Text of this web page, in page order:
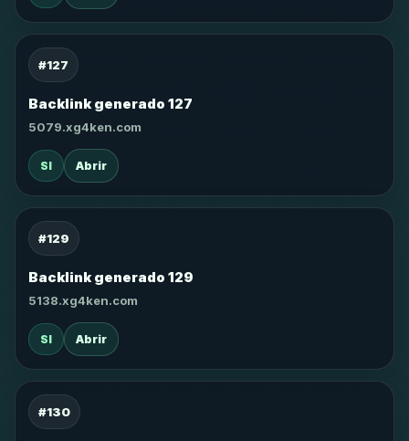
#127
Backlink generado 127
5079.xg4ken.com
SI Abrir
#129
Backlink generado 129
5138.xg4ken.com
SI Abrir
#130